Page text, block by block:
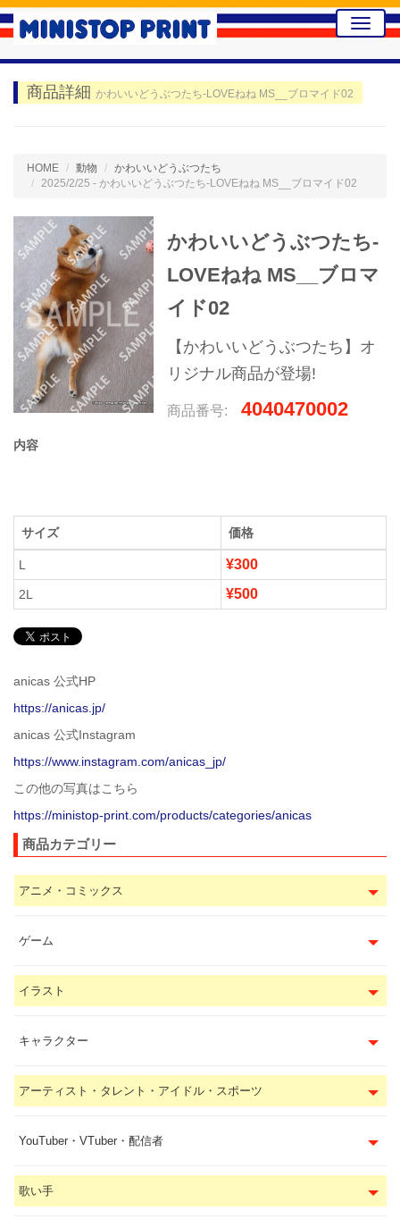
Toggle
商品詳細 かわいいどうぶつたち-LOVEねね MS__ブロマイド02
HOME 動物
かわいいどうぶつたち
2025/2/25 - かわいいどうぶつたち-LOVEねね MS__ブロマイド02
かわいいどうぶつたち-
LOVEねね MS__ブロマ
イド02
【かわいいどうぶつたち】オ
リジナル商品が登場!
商品番号: 4040470002
内容
サイズ 価格
L ¥300
2L ¥500
anicas 公式HP
https://anicas.jp/
anicas 公式Instagram
https://www.instagram.com/anicas_jp/
この他の写真はこちら
https://ministop-print.com/products/categories/anicas
商品カテゴリー
アニメ・コミックス
ゲーム
イラスト
キャラクター
アーティスト・タレント・アイドル・スポーツ
YouTuber・VTuber・配信者
歌い手